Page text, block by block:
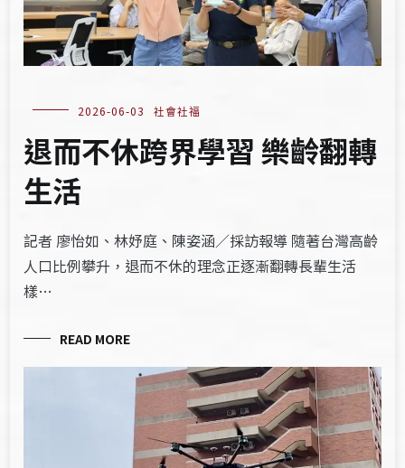
2026-06-03 社會社福
退而不休跨界學習 樂齡翻轉
生活
記者 廖怡如、林妤庭、陳姿涵／採訪報導 隨著台灣高齡
人口比例攀升，退而不休的理念正逐漸翻轉長輩生活
樣…
READ MORE